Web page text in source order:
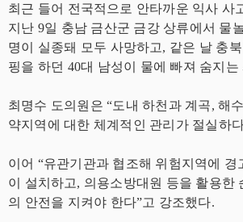
최근 들어 전국적으로 안타까운 익사 사
지난 9일 충남 금산군 금강 상류에서 물
명이 실종돼 모두 사망하고, 같은 날 충
핑을 하던 40대 남성이 물에 빠져 숨지
최명수 도의원은 “도내 하천과 계곡, 해
약지역에 대한 체계적인 관리가 절실하
이어 “유관기관과 협조해 위험지역에 경
이 설치하고, 의용소방대원 등을 활용한
의 안전을 지켜야 한다”고 강조했다.